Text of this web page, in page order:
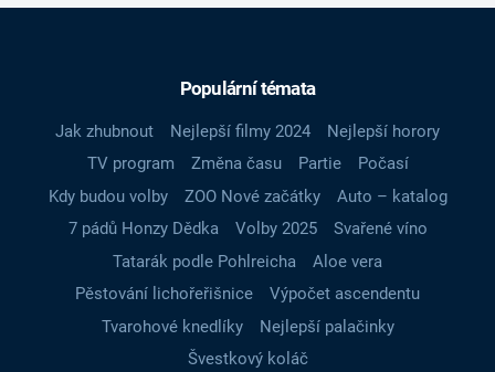
Populární témata
Jak zhubnout Nejlepší filmy 2024
Nejlepší horory
TV program
Změna času Partie
Počasí
Kdy budou volby
ZOO Nové začátky
Auto – katalog
7 pádů Honzy Dědka
Volby 2025
Svařené víno
Tatarák podle Pohlreicha
Aloe vera
Pěstování lichořeřišnice
Výpočet ascendentu
Tvarohové knedlíky
Nejlepší palačinky
Švestkový koláč